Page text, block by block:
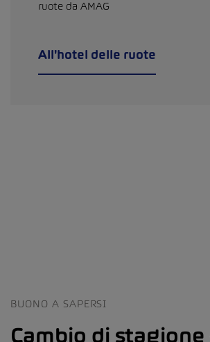
ruote da AMAG
All'hotel delle ruote
BUONO A SAPERSI
Cambio di stagione